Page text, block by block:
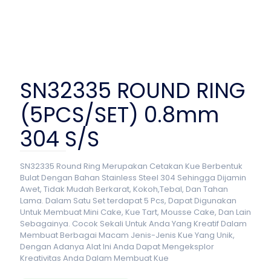
SN32335 ROUND RING
(5PCS/SET) 0.8mm
304 S/S
SN32335 Round Ring Merupakan Cetakan Kue Berbentuk
Bulat Dengan Bahan Stainless Steel 304 Sehingga Dijamin
Awet, Tidak Mudah Berkarat, Kokoh,Tebal, Dan Tahan
Lama. Dalam Satu Set terdapat 5 Pcs, Dapat Digunakan
Untuk Membuat Mini Cake, Kue Tart, Mousse Cake, Dan Lain
Sebagainya. Cocok Sekali Untuk Anda Yang Kreatif Dalam
Membuat Berbagai Macam Jenis-Jenis Kue Yang Unik,
Dengan Adanya Alat Ini Anda Dapat Mengeksplor
Kreativitas Anda Dalam Membuat Kue